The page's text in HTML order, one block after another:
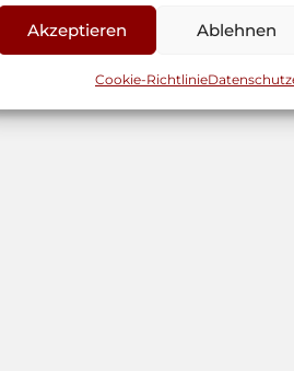
Akzeptieren Ablehnen
Cookie-Richtlinie